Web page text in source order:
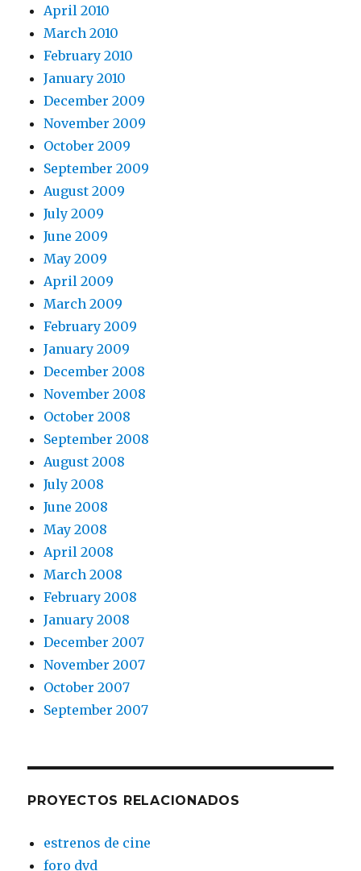
April 2010
March 2010
February 2010
January 2010
December 2009
November 2009
October 2009
September 2009
August 2009
July 2009
June 2009
May 2009
April 2009
March 2009
February 2009
January 2009
December 2008
November 2008
October 2008
September 2008
August 2008
July 2008
June 2008
May 2008
April 2008
March 2008
February 2008
January 2008
December 2007
November 2007
October 2007
September 2007
PROYECTOS RELACIONADOS
estrenos de cine
foro dvd